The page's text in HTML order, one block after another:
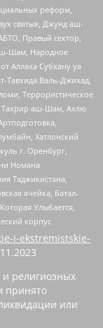
реформ,
святых, Джунд аш-
Правый сектор,
Шам, Народное
Аллаха Субхану уа
Тавхида Валь-Джихад,
Террористическое
Тахрир аш-Шам, Ахлю
Хатлонский
г. Оренбург,
Номана
Таджикистана,
ячейка, Батал-
Улыбается,
корпус
i-ekstremistskie-
религиозных
принято
или